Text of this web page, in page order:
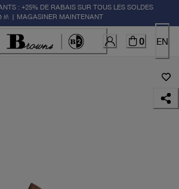
: +25% DE RABAIS SUR TOUS LES SOLDES
| MAGASINER MAINTENANT
0 EN